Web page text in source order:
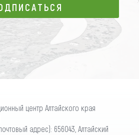
центр Алтайского края
адрес): 656043, Алтайский